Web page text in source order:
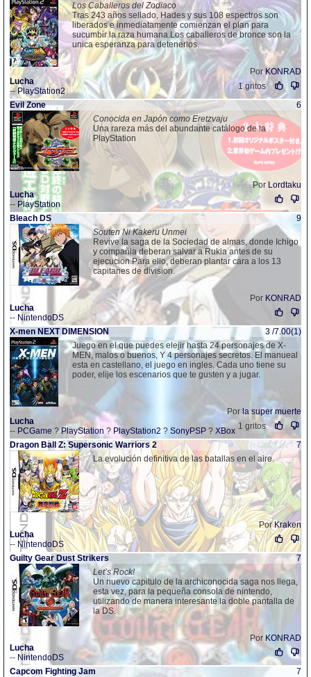
Los Caballeros del Zodiaco
Tras 243 años sellado, Hades y sus 108 espectros son
liberados e inmediatamente comienzan el plan para
sucumbir la raza humana.Los caballeros de bronce son la
unica esperanza para detenerlos.
Por KONRAD
Lucha
-- PlayStation2
1 gritos
Evil Zone
6
Conocida en Japón como Eretzvaju
Una rareza más del abundante catálogo de la
PlayStation
Por Lordtaku
Lucha
-- PlayStation
Bleach DS
9
Souten Ni Kakeru Unmei
Revive la saga de la Sociedad de almas, donde Ichigo
y compañia deberan salvar a Rukia antes de su
ejecucion.Para ello, deberan plantar cara a los 13
capitanes de division.
Por KONRAD
Lucha
-- NintendoDS
X-men NEXT DIMENSION
3 /7.00(1)
Juego en el que puedes elejir hasta 24 personajes de X-
MEN, malos o buenos, Y 4 personajes secretos. El manueal
esta en castellano, el juego en ingles. Cada uno tiene su
poder, elije los escenarios que te gusten y a jugar.
Por la super muerte
Lucha
-- PCGame ?PlayStation ? PlayStation2 ? SonyPSP ? XBox 1 gritos
Dragon Ball Z: Supersonic Warriors 2
7
La evolución definitiva de las batallas en el aire.
PorKraken
Lucha
-- NintendoDS
Guilty Gear Dust Strikers
7
Let’s Rock!
Un nuevo capitulo de la archiconocida saga nos llega,
esta vez, para la pequeña consola de nintendo,
utilizando de manera interesante la doble pantalla de
la DS.
Por KONRAD
Lucha
-- NintendoDS
Capcom Fighting Jam
7